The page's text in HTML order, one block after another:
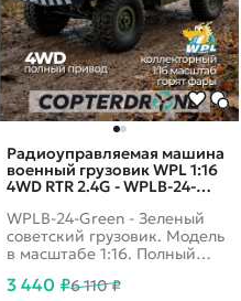
Радиоуправляемая машина
военный грузовик WPL 1:16
4WD RTR 2.4G - WPLB-24-
WPLB-24-Green - Зеленый
советский грузовик. Модель
в масштабе 1:16. Полный
яркие фары. Грузовик на
3 440 ₽6 110 ₽